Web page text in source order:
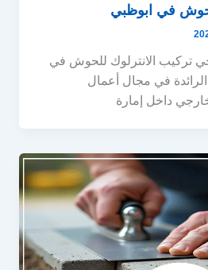
في ابوظبي
تركيب الانترلوك للحوش في
في مجال أعمال
داخل إمارة